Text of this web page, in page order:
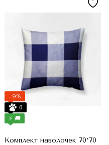
−9%
6
⚡ 🚚
Комплект наволочек 70*70